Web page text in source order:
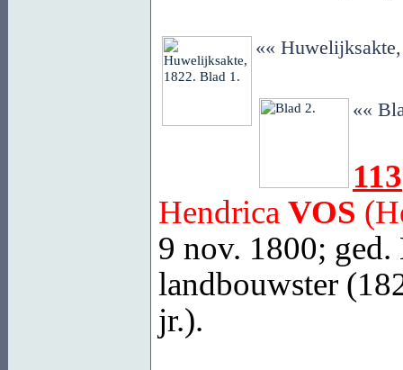
««
««
113
Hendrica VOS
9 nov. 1800; ged.
landbouwster
jr.).